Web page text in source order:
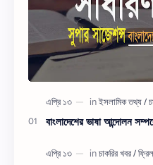
বাংলাদেশের ভাষা আন্দোলন